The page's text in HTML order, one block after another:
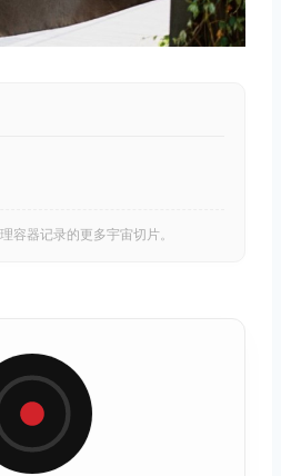
容器记录的更多宇宙切片。